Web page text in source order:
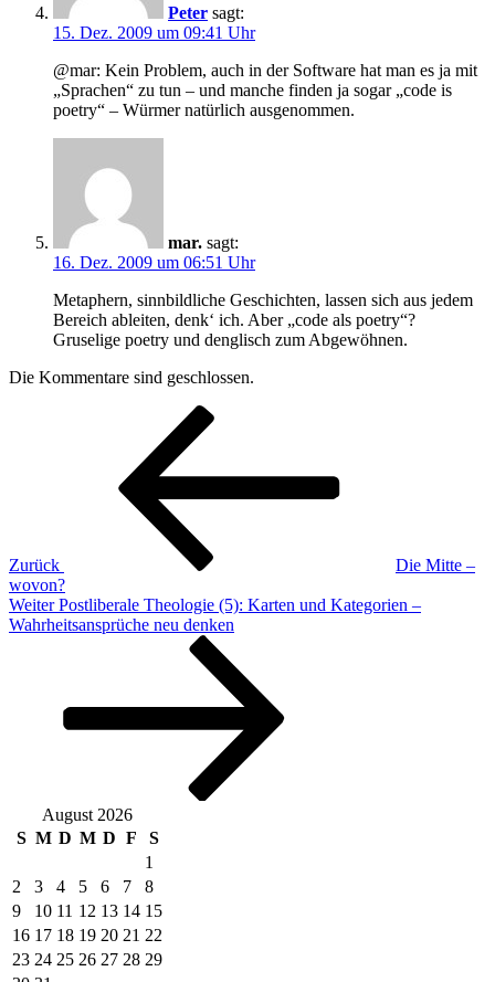
Peter sagt:
15. Dez. 2009 um 09:41 Uhr
@mar: Kein Problem, auch in der Software hat man es ja mit
„Sprachen“ zu tun – und manche finden ja sogar „code is
poetry“ – Würmer natürlich ausgenommen.
mar. sagt:
16. Dez. 2009 um 06:51 Uhr
Metaphern, sinnbildliche Geschichten, lassen sich aus jedem
Bereich ableiten, denk‘ ich. Aber „code als poetry“?
Gruselige poetry und denglisch zum Abgewöhnen.
Die Kommentare sind geschlossen.
Beitragsnavigation
Zurück
Die Mitte –
wovon?
Nächster
Beitrag
Weiter Postliberale Theologie (5): Karten und Kategorien –
Wahrheitsansprüche neu denken
August 2026
S M D M D F
S
1
2
3 4 5 6 7
8
9
10 11 12 13 14 15
16 17 18 19 20 21 22
23 24 25 26 27 28 29